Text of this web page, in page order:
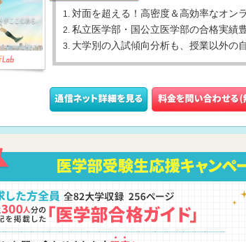
1. 対面を超える！高密度＆高効率なオン
2. 私立医学部・国公立医学部の合格実績
3. 大学別の入試傾向分析も、授業以外の